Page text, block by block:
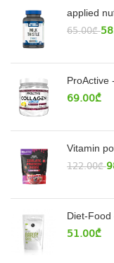
applied
65.00₾
ProActive
69.00₾
Vitamin
122.00₾
Diet-Food
51.00₾